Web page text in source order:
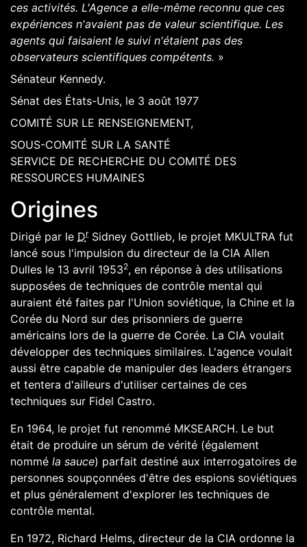
ces activités. L'Agence a elle-même reconnu que ces
expériences n'avaient pas de valeur scientifique. Les
agents qui faisaient le suivi n'étaient pas des
observateurs scientifiques compétents. »
Sénateur Kennedy.
Sénat des États-Unis, le 3 août 1977
COMITÉ SUR LE RENSEIGNEMENT,
SOUS-COMITÉ SUR LA SANTÉ
SERVICE DE RECHERCHE DU COMITÉ DES
RESSOURCES HUMAINES
Origines
Dirigé par le DrSidney Gottlieb, le projet MKULTRA fut
lancé sous l'impulsion du directeur de la CIA Allen
Dulles le 13 avril 19532, en réponse à des utilisations
supposées de techniques de contrôle mental qui
auraient été faites par l'Union soviétique, la Chine et la
Corée du Nord sur des prisonniers de guerre
américains lors de la guerre de Corée. La CIA voulait
développer des techniques similaires. L'agence voulait
aussi être capable de manipuler des leaders étrangers
et tentera d'ailleurs d'utiliser certaines de ces
techniques sur Fidel Castro.
En 1964, le projet fut renommé MKSEARCH. Le but
était de produire un sérum de vérité (également
nommé la sauce) parfait destiné aux interrogatoires de
personnes soupçonnées d'être des espions soviétiques
et plus généralement d'explorer les techniques de
contrôle mental.
En 1972, Richard Helms, directeur de la CIA ordonne la